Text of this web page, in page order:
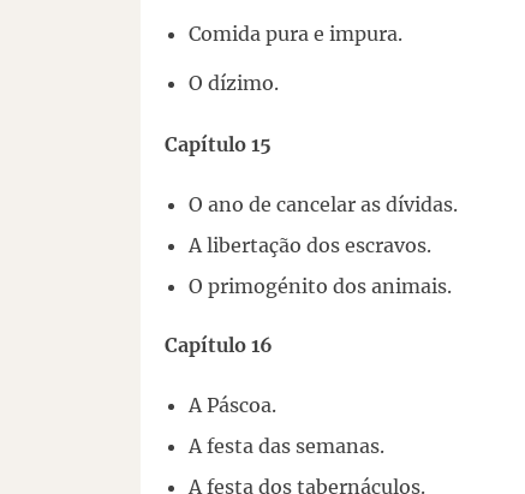
Comida pura e impura.
O dízimo.
Capítulo 15
O ano de cancelar as dívidas.
A libertação dos escravos.
O primogénito dos animais.
Capítulo 16
A Páscoa.
A festa das semanas.
A festa dos tabernáculos.